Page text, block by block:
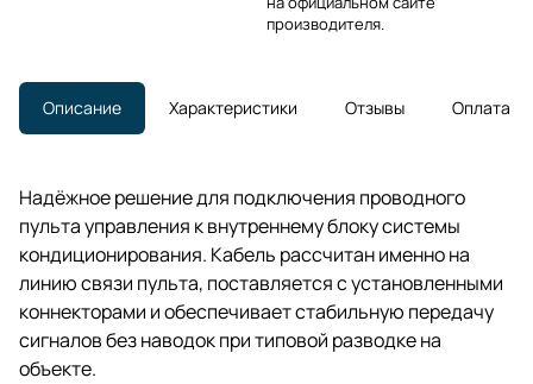
производителя.
Описание Характеристики Отзывы Оплата
Надёжное решение для подключения проводного
пульта управления к внутреннему блоку системы
кондиционирования. Кабель рассчитан именно на
линию связи пульта, поставляется с установленными
коннекторами и обеспечивает стабильную передачу
сигналов без наводок при типовой разводке на
объекте.